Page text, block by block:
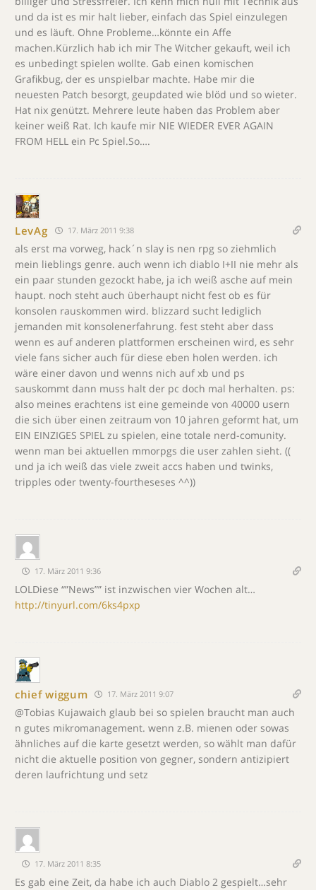
und da ist es mir halt lieber, einfach das Spiel einzulegen
und es läuft. Ohne Probleme…könnte ein Affe
machen.Kürzlich hab ich mir The Witcher gekauft, weil ich
es unbedingt spielen wollte. Gab einen komischen
Grafikbug, der es unspielbar machte. Habe mir die
neuesten Patch besorgt, geupdated wie blöd und so wieter.
Hat nix genützt. Mehrere leute haben das Problem aber
keiner weiß Rat. Ich kaufe mir NIE WIEDER EVER AGAIN
FROM HELL ein Pc Spiel.So….
LevAg 17. März 2011 9:38
als erst ma vorweg, hack´n slay is nen rpg so ziehmlich
mein lieblings genre. auch wenn ich diablo I+II nie mehr als
ein paar stunden gezockt habe, ja ich weiß asche auf mein
haupt. noch steht auch überhaupt nicht fest ob es für
konsolen rauskommen wird. blizzard sucht lediglich
jemanden mit konsolenerfahrung. fest steht aber dass
wenn es auf anderen plattformen erscheinen wird, es sehr
viele fans sicher auch für diese eben holen werden. ich
wäre einer davon und wenns nich auf xb und ps
sauskommt dann muss halt der pc doch mal herhalten. ps:
also meines erachtens ist eine gemeinde von 40000 usern
die sich über einen zeitraum von 10 jahren geformt hat, um
EIN EINZIGES SPIEL zu spielen, eine totale nerd-comunity.
wenn man bei aktuellen mmorpgs die user zahlen sieht. ((
und ja ich weiß das viele zweit accs haben und twinks,
tripples oder twenty-fourtheseses ^^))
17. März 2011 9:36
LOLDiese “”News”” ist inzwischen vier Wochen alt…
http://tinyurl.com/6ks4pxp
chief wiggum 17. März 2011 9:07
@Tobias Kujawaich glaub bei so spielen braucht man auch
n gutes mikromanagement. wenn z.B. mienen oder sowas
ähnliches auf die karte gesetzt werden, so wählt man dafür
nicht die aktuelle position von gegner, sondern antizipiert
deren laufrichtung und setz
17. März 2011 8:35
Es gab eine Zeit, da habe ich auch Diablo 2 gespielt…sehr